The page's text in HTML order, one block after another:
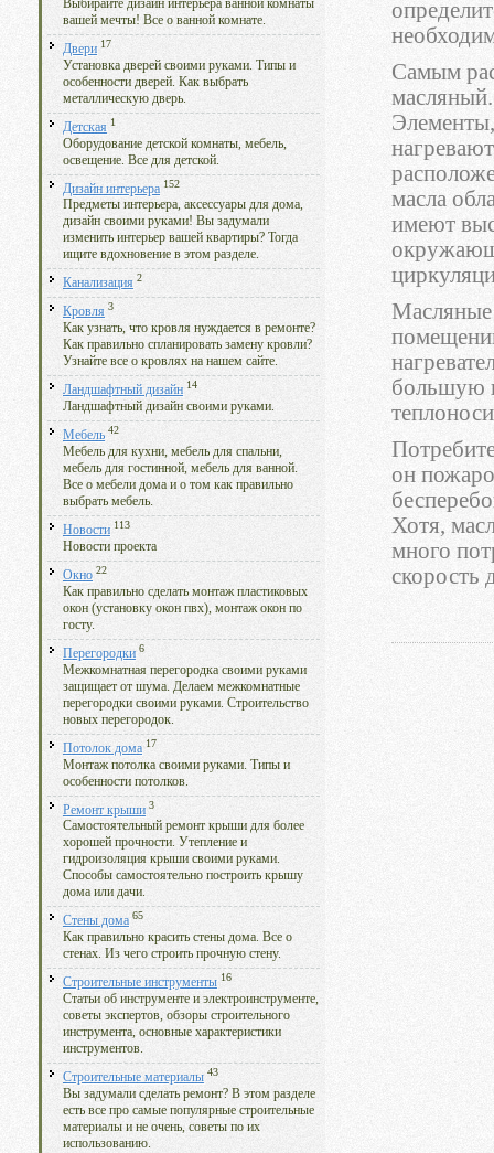
Выбирайте дизайн интерьера ванной комнаты
вашей мечты! Все о ванной комнате.
Двери 17
Установка дверей своими руками. Типы и
особенности дверей. Как выбрать
металлическую дверь.
Детская 1
Оборудование детской комнаты, мебель,
освещение. Все для детской.
Дизайн интерьера 152
Предметы интерьера, аксессуары для дома,
дизайн своими руками! Вы задумали
изменить интерьер вашей квартиры? Тогда
ищите вдохновение в этом разделе.
Канализация 2
Кровля 3
Как узнать, что кровля нуждается в ремонте?
Как правильно спланировать замену кровли?
Узнайте все о кровлях на нашем сайте.
Ландшафтный дизайн 14
Ландшафтный дизайн своими руками.
Мебель 42
Мебель для кухни, мебель для спальни,
мебель для гостинной, мебель для ванной.
Все о мебели дома и о том как правильно
выбрать мебель.
Новости 113
Новости проекта
Окно 22
Как правильно сделать монтаж пластиковых
окон (установку окон пвх), монтаж окон по
госту.
Перегородки 6
Межкомнатная перегородка своими руками
защищает от шума. Делаем межкомнатные
перегородки своими руками. Строительство
новых перегородок.
Потолок дома 17
Монтаж потолка своими руками. Типы и
особенности потолков.
Ремонт крыши 3
Самостоятельный ремонт крыши для более
хорошей прочности. Утепление и
гидроизоляция крыши своими руками.
Способы самостоятельно построить крышу
дома или дачи.
Стены дома 65
Как правильно красить стены дома. Все о
стенах. Из чего строить прочную стену.
Строительные инструменты 16
Статьи об инструменте и электроинструменте,
советы экспертов, обзоры строительного
инструмента, основные характеристики
инструментов.
Строительные материалы 43
Вы задумали сделать ремонт? В этом разделе
есть все про самые популярные строительные
материалы и не очень, советы по их
использованию.
Самым
масляный.
масла
имеют
Масляные
большую
он
Хотя,
много
скорость